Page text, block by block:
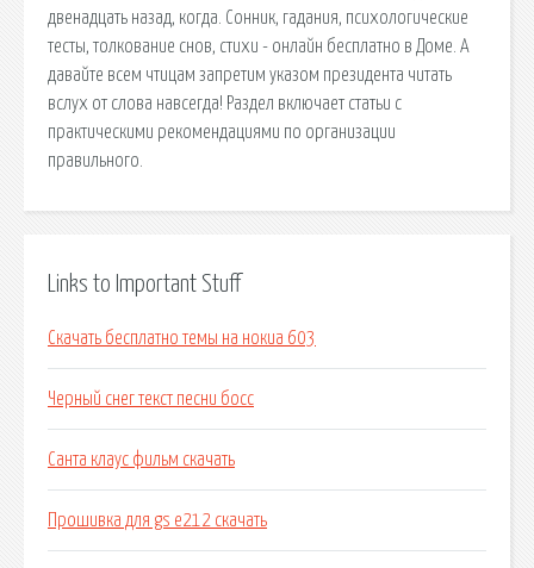
двенадцать назад, когда. Сонник, гадания, психологические
тесты, толкование снов, стихи - онлайн бесплатно в Доме. А
давайте всем чтицам запретим указом президента читать
вслух от слова навсегда! Раздел включает статьи с
практическими рекомендациями по организации
правильного.
Links to Important Stuff
Скачать бесплатно темы на нокиа 603
Черный снег текст песни босс
Санта клаус фильм скачать
Прошивка для gs e212 скачать